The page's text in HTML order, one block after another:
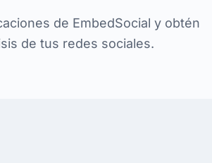
de EmbedSocial y obtén
de tus redes sociales.